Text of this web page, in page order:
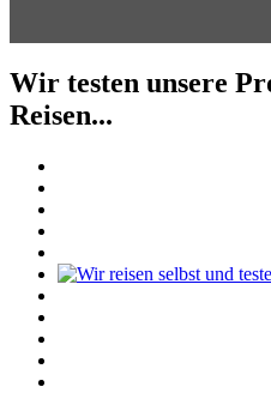
Wir testen unsere
Reisen...